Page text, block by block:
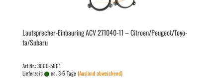
Lautsprecher-​​Ein­bau­ring ACV 271040-​​11 – Ci­tro­en/Peu­geot/To­yo­
ta/Sub­a­ru
Art.Nr.: 3000-5601
Lieferzeit:
ca. 3-6 Tage(Ausland abweichend)